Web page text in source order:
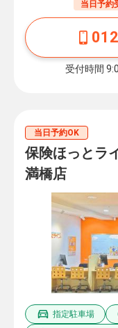
当日予約
受付時間
当日予約OK
保険ほっとラ
満橋店
指定駐車場